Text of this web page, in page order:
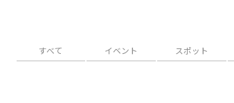
すべて イベント スポット